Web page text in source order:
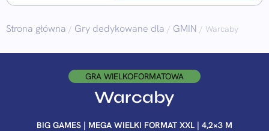
Strona główna / Gry dedykowane dla / GMIN / Warcaby
GRA WIELKOFORMATOWA
Warcaby
BIG GAMES | MEGA WIELKI FORMAT XXL | 4,2×3 M